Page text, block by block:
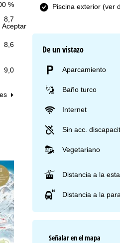
Aceptar
%
8,7
8,6
9,0
c
p
a
l
Piscina exterior (ver
De un vistazo
Aparcamiento
Baño turco
Internet
Sin acc.
Vegetariano
Distancia a la
Distancia a la
Señalar en el mapa